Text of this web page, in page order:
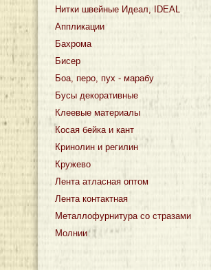
Нитки швейные Идеал, IDEAL
Аппликации
Бахрома
Бисер
Боа, перо, пух - марабу
Бусы декоративные
Клеевые материалы
Косая бейка и кант
Кринолин и регилин
Кружево
Лента атласная оптом
Лента контактная
Металлофурнитура со стразами
Молнии